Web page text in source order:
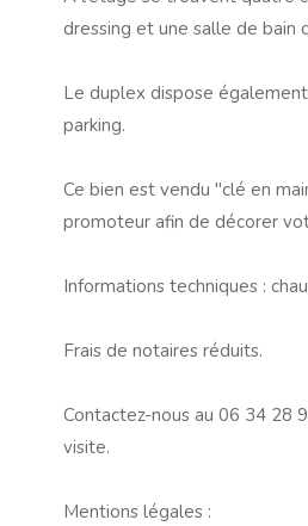
dressing et une salle de bain
Le duplex dispose
parking.
Ce bien est vendu "clé en
promoteur afin de décorer
Informations techniques :
Frais de notaires réduits.
Contactez-nous au 06 34 28
visite.
Mentions légales :